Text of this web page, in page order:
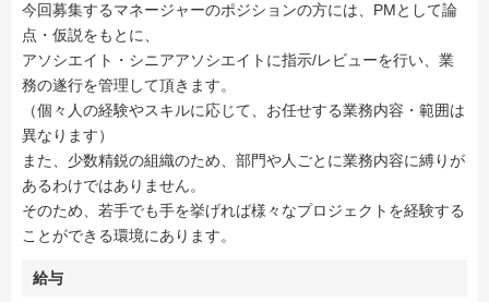
今回募集するマネージャーのポジションの方には、PMとして論
点・仮説をもとに、
アソシエイト・シニアアソシエイトに指示/レビューを行い、業
務の遂行を管理して頂きます。
（個々人の経験やスキルに応じて、お任せする業務内容・範囲は
異なります）
また、少数精鋭の組織のため、部門や人ごとに業務内容に縛りが
あるわけではありません。
そのため、若手でも手を挙げれば様々なプロジェクトを経験する
ことができる環境にあります。
給与